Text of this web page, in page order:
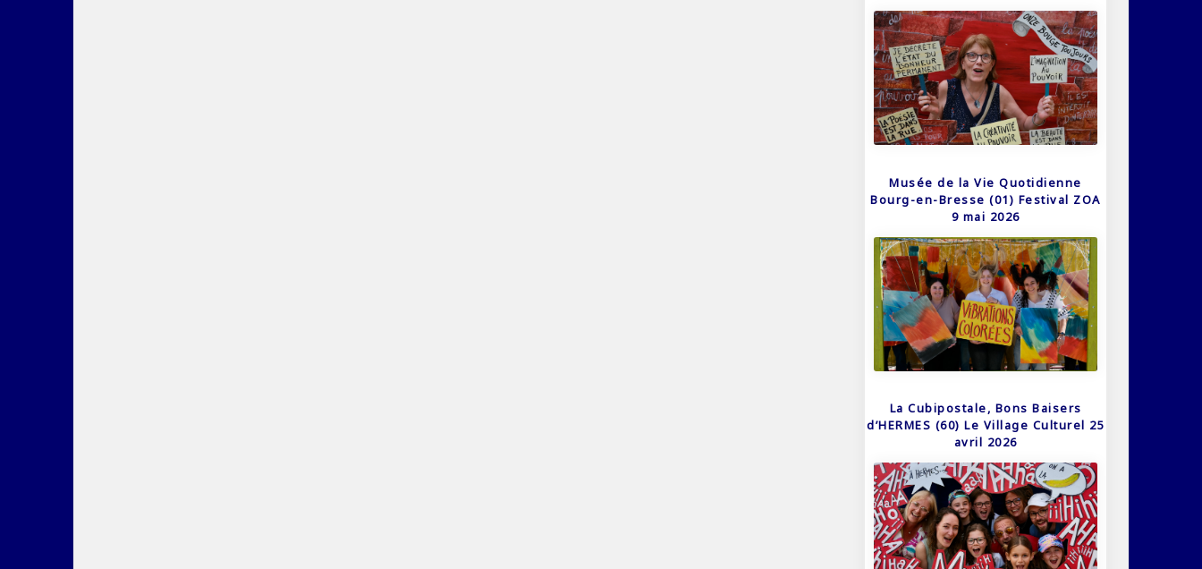
Musée de la Vie Quotidienne
Bourg-en-Bresse (01) Festival ZOA
9 mai 2026
La Cubipostale, Bons Baisers
d’HERMES (60) Le Village Culturel 25
avril 2026